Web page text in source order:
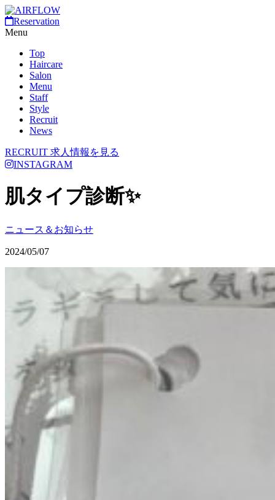
Reservation
Menu
Top
Haircare
Salon
Menu
Staff
Style
Recruit
News
RECRUIT 求人情報を見る
INSTAGRAM
肌タイプ診断✨️
ニュース＆お知らせ
2024/05/07